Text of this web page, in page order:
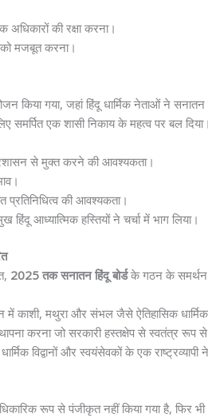
की रक्षा करना।
मजबूत करना।
किया गया, जहां हिंदू धार्मिक नेताओं ने
समर्पित एक शासी निकाय के महत्व पर बल दिया।
से मुक्त करने की आवश्यकता।
प्रतिनिधित्व की आवश्यकता।
आध्यात्मिक हस्तियों ने चर्चा में भाग लिया।
2025 तक सनातन हिंदू बोर्डके गठन के समर्थन में
में काशी, मथुरा और संभल जैसे ऐतिहासिक
करना जो सरकारी हस्तक्षेप से स्वतंत्र रूप
विद्वानों और स्वयंसेवकों के एक
रूप से पंजीकृत नहीं किया गया है, फिर